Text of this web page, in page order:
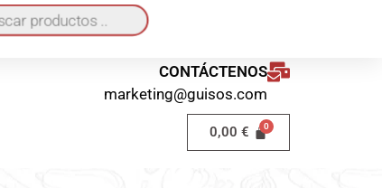
CONTÁCTENOS
marketing@guisos.com
0,00€